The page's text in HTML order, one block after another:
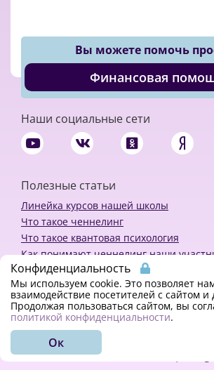
Вы можете помочь
Финансовая
Наши социальные сети
Полезные статьи
Линейка курсов нашей школы
Что такое ченнелинг
Что такое квантовая психология
Как понимают ченнелинг наши
Политика конфиденциальности
Закажи
© 2018 - 2023 Kvreal2018 | All
Конфиденциальность
Мы используем cookie. Это позволяет
взаимодействие посетителей с сайтом и
Продолжая пользоваться сайтом, вы
политикой конфиденциальности.
Ок